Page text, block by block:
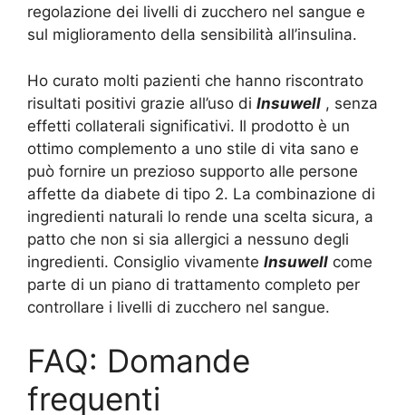
regolazione dei livelli di zucchero nel sangue e
sul miglioramento della sensibilità all’insulina.
Ho curato molti pazienti che hanno riscontrato
risultati positivi grazie all’uso di Insuwell , senza
effetti collaterali significativi. Il prodotto è un
ottimo complemento a uno stile di vita sano e
può fornire un prezioso supporto alle persone
affette da diabete di tipo 2. La combinazione di
ingredienti naturali lo rende una scelta sicura, a
patto che non si sia allergici a nessuno degli
ingredienti. Consiglio vivamente Insuwell come
parte di un piano di trattamento completo per
controllare i livelli di zucchero nel sangue.
FAQ: Domande
frequenti